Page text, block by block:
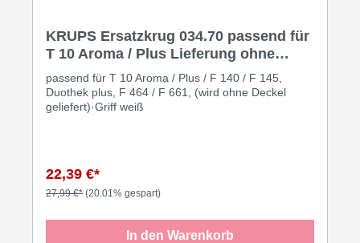
KRUPS Ersatzkrug 034.70 passend für
T 10 Aroma / Plus Lieferung ohne
Deckel weiß
passend für T 10 Aroma / Plus / F 140 / F 145,
Duothek plus, F 464 / F 661, (wird ohne Deckel
geliefert)·Griff weiß
22,39 €*
27,99 €* (20.01% gespart)
In den Warenkorb